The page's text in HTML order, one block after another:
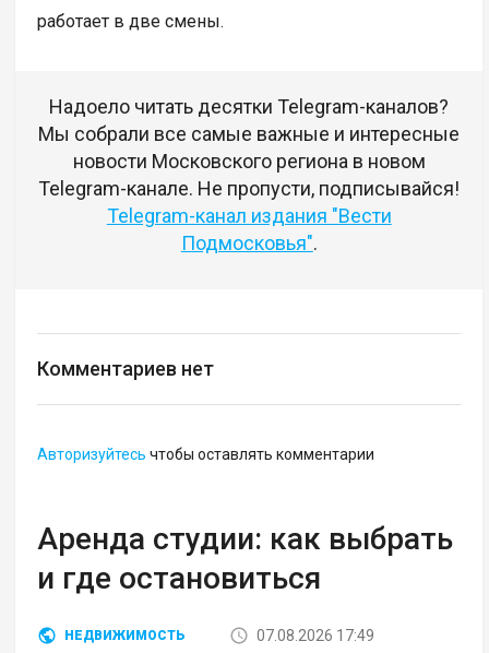
работает в две смены.
Надоело читать десятки Telegram-каналов?
Мы собрали все самые важные и интересные
новости Московского региона в новом
Telegram-канале. Не пропусти, подписывайся!
Telegram-канал издания "Вести
Подмосковья".
Комментариев нет
Авторизуйтесь чтобы оставлять комментарии
Аренда студии: как выбрать
и где остановиться
НЕДВИЖИМОСТЬ 07.08.2026 17:49